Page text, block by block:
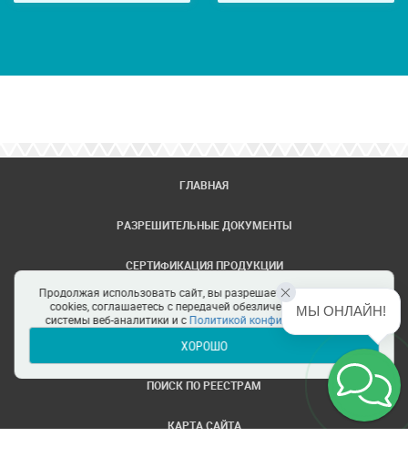
ГЛАВНАЯ
РАЗРЕШИТЕЛЬНЫЕ ДОКУМЕНТЫ
СЕРТИФИКАЦИЯ ПРОДУКЦИИ
ЗАДАТЬ ВОПРОС
ЦЕНТРЫ СЕРТИФИКАЦИИ
ПОИСК ПО РЕЕСТРАМ
КАРТА САЙТА
Продолжая использовать сайт, вы разрешаете использование
cookies, соглашаетесь с передачей обезличенных данных в
системы веб-аналитики и сПолитикой конфиденциальности
ХОРОШО
МЫ ОНЛАЙН!